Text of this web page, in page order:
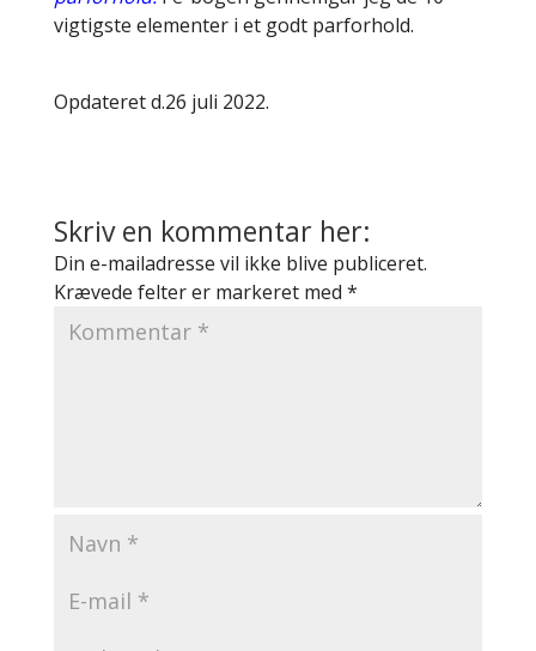
vigtigste elementer i et godt parforhold.
Opdateret d.26 juli 2022.
Skriv en kommentar her:
Din e-mailadresse vil ikke blive publiceret.
Krævede felter er markeret med *